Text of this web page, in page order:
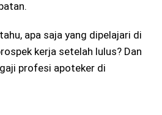
apa saja yang dipelajari di
kerja setelah lulus? Dan
profesi apoteker di